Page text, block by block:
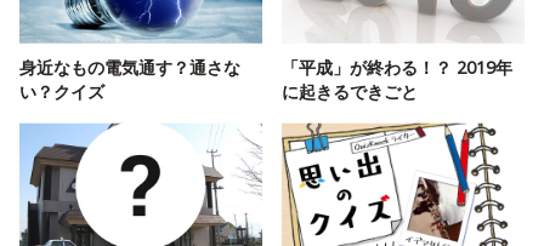
身近なもの電気通す？通さな
い？クイズ
「平成」が終わる！？ 2019年
に起きるできごと